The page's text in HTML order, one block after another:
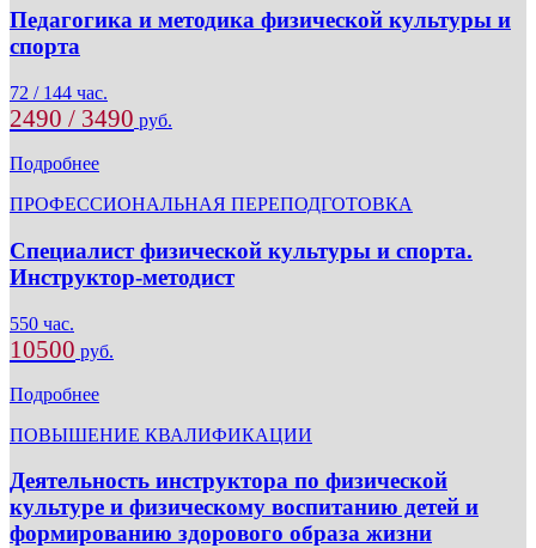
Педагогика и методика физической культуры и
спорта
72 / 144 час.
2490 / 3490 руб.
Подробнее
ПРОФЕССИОНАЛЬНАЯ ПЕРЕПОДГОТОВКА
Специалист физической культуры и спорта.
Инструктор-методист
550 час.
10500 руб.
Подробнее
ПОВЫШЕНИЕ КВАЛИФИКАЦИИ
Деятельность инструктора по физической
культуре и физическому воспитанию детей и
формированию здорового образа жизни